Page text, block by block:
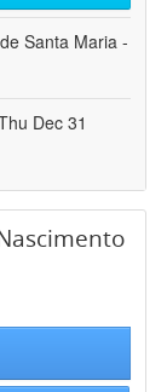
Santa Maria -
Dec 31